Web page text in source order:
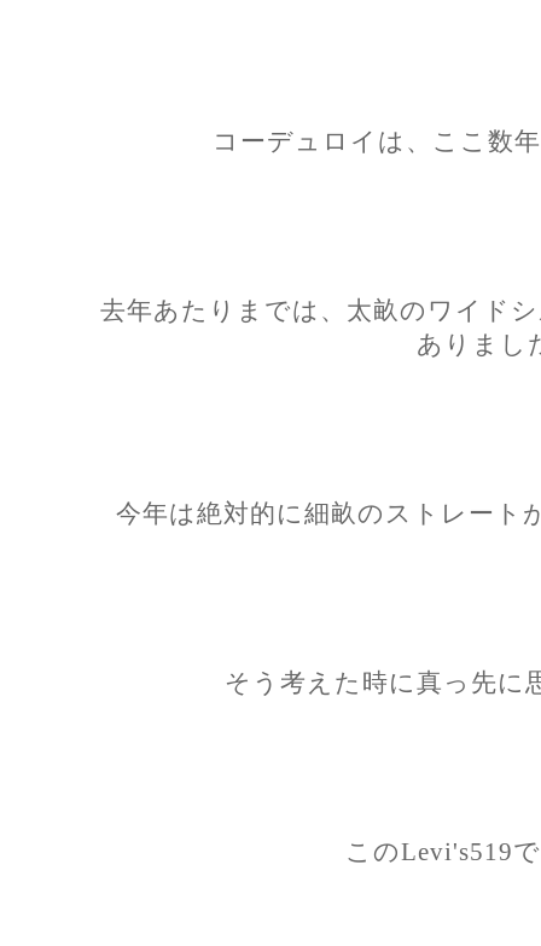
コーデュロイは、ここ数
去年あたりまでは、太畝のワイド
ありまし
今年は絶対的に細畝のストレート
そう考えた時に真っ先に
このLevi's519